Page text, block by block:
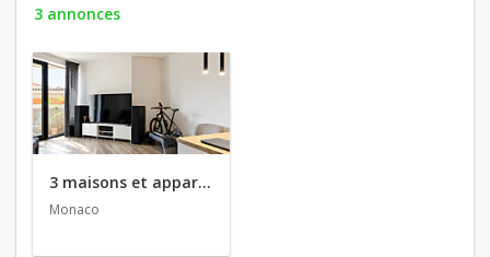
3 annonces
3 maisons et appartements en vente
Monaco